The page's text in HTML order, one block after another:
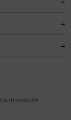
Confidentialité